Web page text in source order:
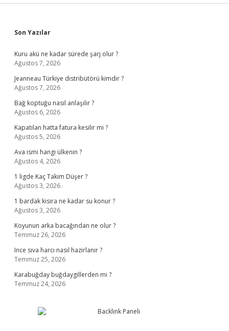
Sidebar
Son Yazılar
Kuru akü ne kadar sürede şarj olur ?
Ağustos 7, 2026
Jeanneau Türkiye distribütörü kimdir ?
Ağustos 7, 2026
Bağ koptuğu nasıl anlaşılır ?
Ağustos 6, 2026
Kapatılan hatta fatura kesilir mi ?
Ağustos 5, 2026
Ava ismi hangi ülkenin ?
Ağustos 4, 2026
1 ligde Kaç Takim Düşer ?
Ağustos 3, 2026
1 bardak kisira ne kadar su konur ?
Ağustos 3, 2026
Koyunun arka bacağından ne olur ?
Temmuz 26, 2026
Ince sıva harcı nasıl hazirlanir ?
Temmuz 25, 2026
Karabuğday buğdaygillerden mi ?
Temmuz 24, 2026